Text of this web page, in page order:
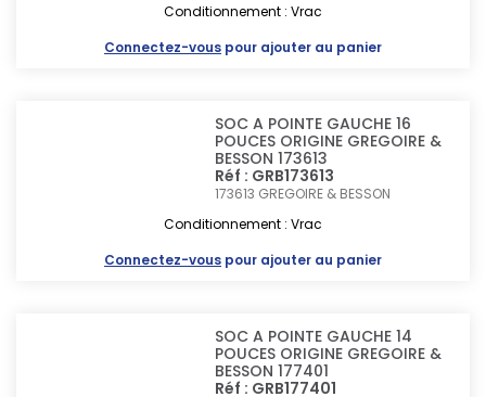
Conditionnement : Vrac
Connectez-vous pour ajouter au panier
SOC A POINTE GAUCHE 16
POUCES ORIGINE GREGOIRE &
BESSON 173613
Réf : GRB173613
173613 GREGOIRE & BESSON
Conditionnement : Vrac
Connectez-vous pour ajouter au panier
SOC A POINTE GAUCHE 14
POUCES ORIGINE GREGOIRE &
BESSON 177401
Réf : GRB177401